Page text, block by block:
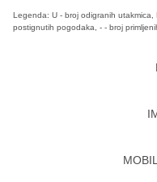
Legenda: U - broj odigranih
postignutih pogodaka, - - broj